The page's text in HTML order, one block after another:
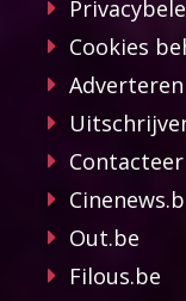
Cookies
Adverteren
Out.be
Filous.be